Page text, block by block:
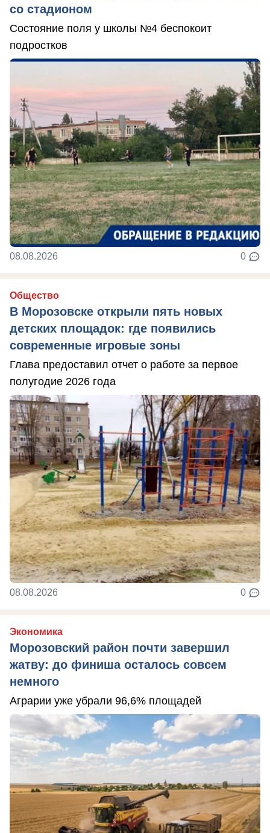
со стадионом
Состояние поля у школы №4 беспокоит
подростков
08.08.2026 0
Общество
В Морозовске открыли пять новых
детских площадок: где появились
современные игровые зоны
Глава предоставил отчет о работе за первое
полугодие 2026 года
08.08.2026 0
Экономика
Морозовский район почти завершил
жатву: до финиша осталось совсем
немного
Аграрии уже убрали 96,6% площадей